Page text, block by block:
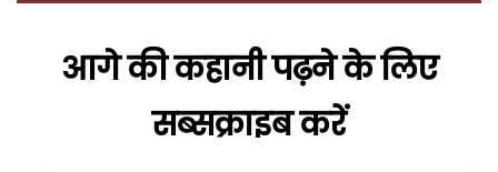
आगे की कहानी पढ़ने के लिए
सब्सक्राइब करें